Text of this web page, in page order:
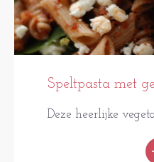
Speltpasta met
Deze heerlijke